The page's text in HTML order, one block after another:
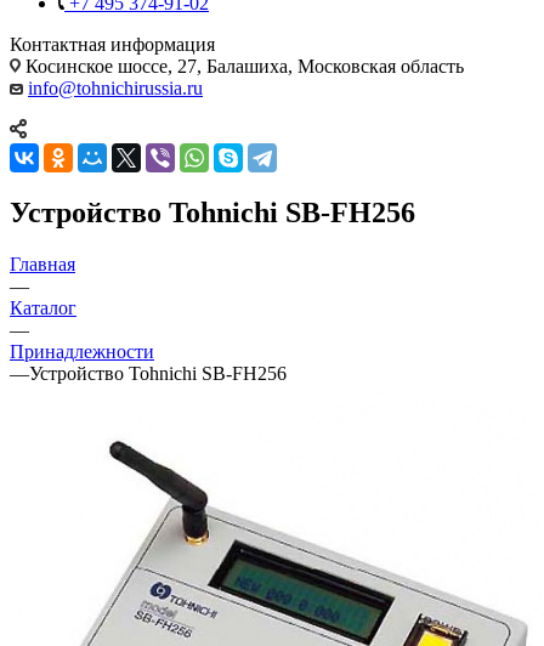
Контактная информация
Косинское шоссе, 27, Балашиха, Московская область
info@tohnichirussia.ru
Устройство Tohnichi SB-FH256
Главная
—
Каталог
—
Принадлежности
—Устройство Tohnichi SB-FH256